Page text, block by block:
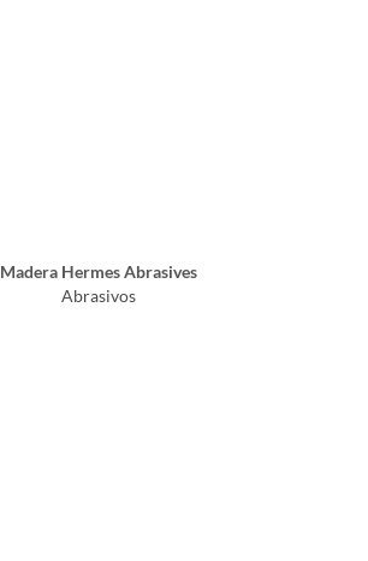
Madera Hermes Abrasives
Abrasivos